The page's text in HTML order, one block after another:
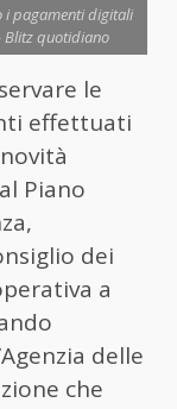
i pagamenti digitali
Blitz quotidiano
le
effettuati
Piano
dei
a
delle
che